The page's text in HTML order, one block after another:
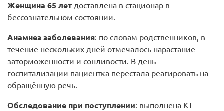
Женщина 65 лет доставлена в стационар в
бессознательном состоянии.
Анамнез заболевания: по словам родственников, в
течение нескольких дней отмечалось нарастание
заторможенности и сонливости. В день
госпитализации пациентка перестала реагировать на
обращённую речь.
Обследование при поступлении: выполнена КТ